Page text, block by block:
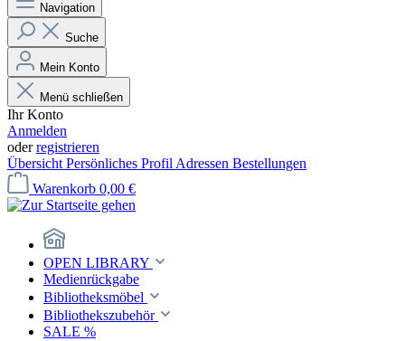
Navigation
Suche
Mein Konto
Menü schließen
Ihr Konto
Anmelden
oderregistrieren
Übersicht Persönliches Profil Adressen Bestellungen
Warenkorb 0,00 €
OPEN LIBRARY
Medienrückgabe
Bibliotheksmöbel
Bibliothekszubehör
SALE %